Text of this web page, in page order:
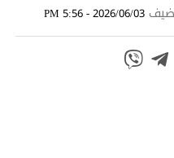
2026/06/03 - 5:56 PM